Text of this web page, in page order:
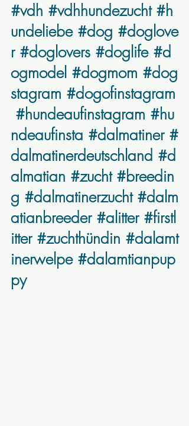
#vdh #vdhhundezucht #h
undeliebe #dog #doglove
r #doglovers #doglife #d
ogmodel #dogmom #dog
stagram #dogofinstagram
#hundeaufinstagram #hu
ndeaufinsta #dalmatiner #
dalmatinerdeutschland #d
almatian #zucht #breedin
g #dalmatinerzucht #dalm
atianbreeder #alitter #firstl
itter #zuchthündin #dalamt
inerwelpe #dalamtianpup
py